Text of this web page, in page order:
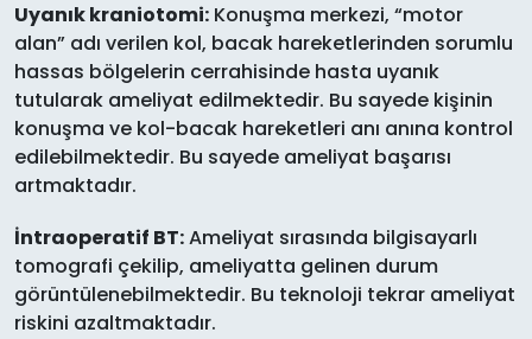
Uyanık kraniotomi: Konuşma merkezi, “motor
alan” adı verilen kol, bacak hareketlerinden sorumlu
hassas bölgelerin cerrahisinde hasta uyanık
tutularak ameliyat edilmektedir. Bu sayede kişinin
konuşma ve kol-bacak hareketleri anı anına kontrol
edilebilmektedir. Bu sayede ameliyat başarısı
artmaktadır.
İntraoperatif BT:Ameliyat sırasında bilgisayarlı
tomografi çekilip, ameliyatta gelinen durum
görüntülenebilmektedir. Bu teknoloji tekrar ameliyat
riskini azaltmaktadır.